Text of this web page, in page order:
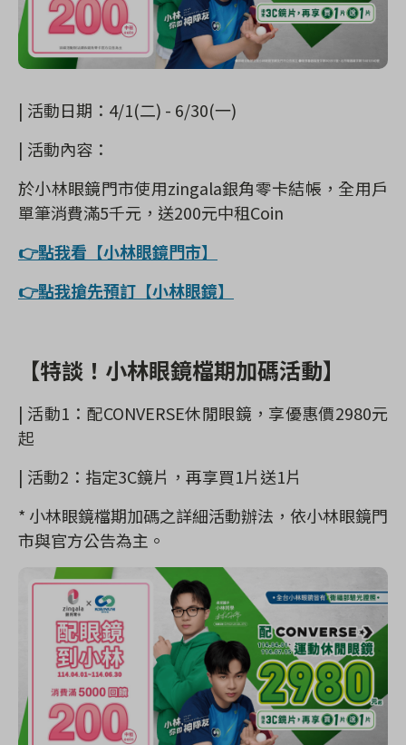
| 活動日期：4/1(二) - 6/30(一)
| 活動內容：
於小林眼鏡門市使用zingala銀角零卡結帳， 全用戶
單筆消費滿5千元， 送200元中租Coin
👉點我看【小林眼鏡門市】
👉點我搶先預訂【小林眼鏡】
【特談！小林眼鏡檔期加碼活動】
| 活動1：配CONVERSE休閒眼鏡，享優惠價2980元
起
| 活動2：指定3C鏡片，再享買1片送1片
* 小林眼鏡檔期加碼之詳細活動辦法，依小林眼鏡門
市與官方公告為主。